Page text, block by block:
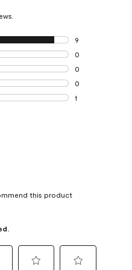
9
9 reviews with 5
0
0 reviews with 4
0
0 reviews with 3
0
0 reviews with 2
1
this product